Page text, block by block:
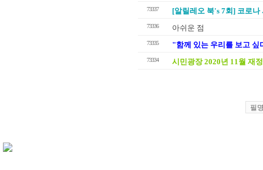
73337 [알릴레오 북's 7회] 코로
73336 아쉬운 점
73335 "함께 있는 우리를 보고 싶
73334 시민광장 2020년 11월 재